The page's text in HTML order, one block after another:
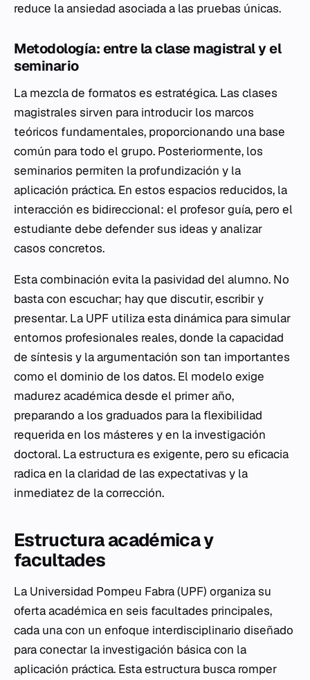
reduce la ansiedad asociada a las pruebas únicas.
Metodología: entre la clase magistral y el
seminario
La mezcla de formatos es estratégica. Las clases
magistrales sirven para introducir los marcos
teóricos fundamentales, proporcionando una base
común para todo el grupo. Posteriormente, los
seminarios permiten la profundización y la
aplicación práctica. En estos espacios reducidos, la
interacción es bidireccional: el profesor guía, pero el
estudiante debe defender sus ideas y analizar
casos concretos.
Esta combinación evita la pasividad del alumno. No
basta con escuchar; hay que discutir, escribir y
presentar. La UPF utiliza esta dinámica para simular
entornos profesionales reales, donde la capacidad
de síntesis y la argumentación son tan importantes
como el dominio de los datos. El modelo exige
madurez académica desde el primer año,
preparando a los graduados para la flexibilidad
requerida en los másteres y en la investigación
doctoral. La estructura es exigente, pero su eficacia
radica en la claridad de las expectativas y la
inmediatez de la corrección.
Estructura académica y
facultades
La Universidad Pompeu Fabra (UPF) organiza su
oferta académica en seis facultades principales,
cada una con un enfoque interdisciplinario diseñado
para conectar la investigación básica con la
aplicación práctica. Esta estructura busca romper